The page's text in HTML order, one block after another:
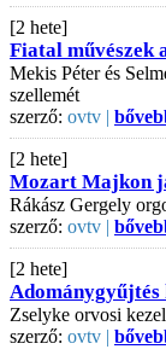
[2 hete]
Fiatal művészek
Mekis Péter és
szellemét
szerző: ovtv |
[2 hete]
Mozart Majkon
Rákász Gergely
szerző: ovtv |
[2 hete]
Zselyke orvosi
szerző: ovtv |